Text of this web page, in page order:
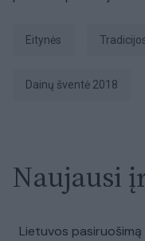
eitynės
Dainų šventė 2018
Naujausi
Lietuvos